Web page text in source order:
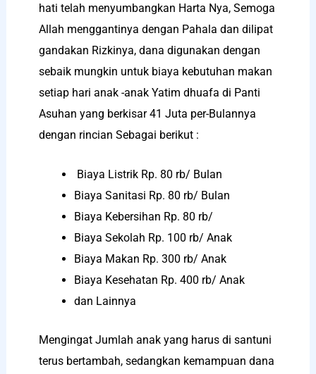
hati telah menyumbangkan Harta Nya, Semoga
Allah menggantinya dengan Pahala dan dilipat
gandakan Rizkinya, dana digunakan dengan
sebaik mungkin untuk biaya kebutuhan makan
setiap hari anak -anak Yatim dhuafa di Panti
Asuhan yang berkisar 41 Juta per-Bulannya
dengan rincian Sebagai berikut :
Biaya Listrik Rp. 80 rb/ Bulan
Biaya Sanitasi Rp. 80 rb/ Bulan
Biaya Kebersihan Rp. 80 rb/
Biaya Sekolah Rp. 100 rb/ Anak
Biaya Makan Rp. 300 rb/ Anak
Biaya Kesehatan Rp. 400 rb/ Anak
dan Lainnya
Mengingat Jumlah anak yang harus di santuni
terus bertambah, sedangkan kemampuan dana